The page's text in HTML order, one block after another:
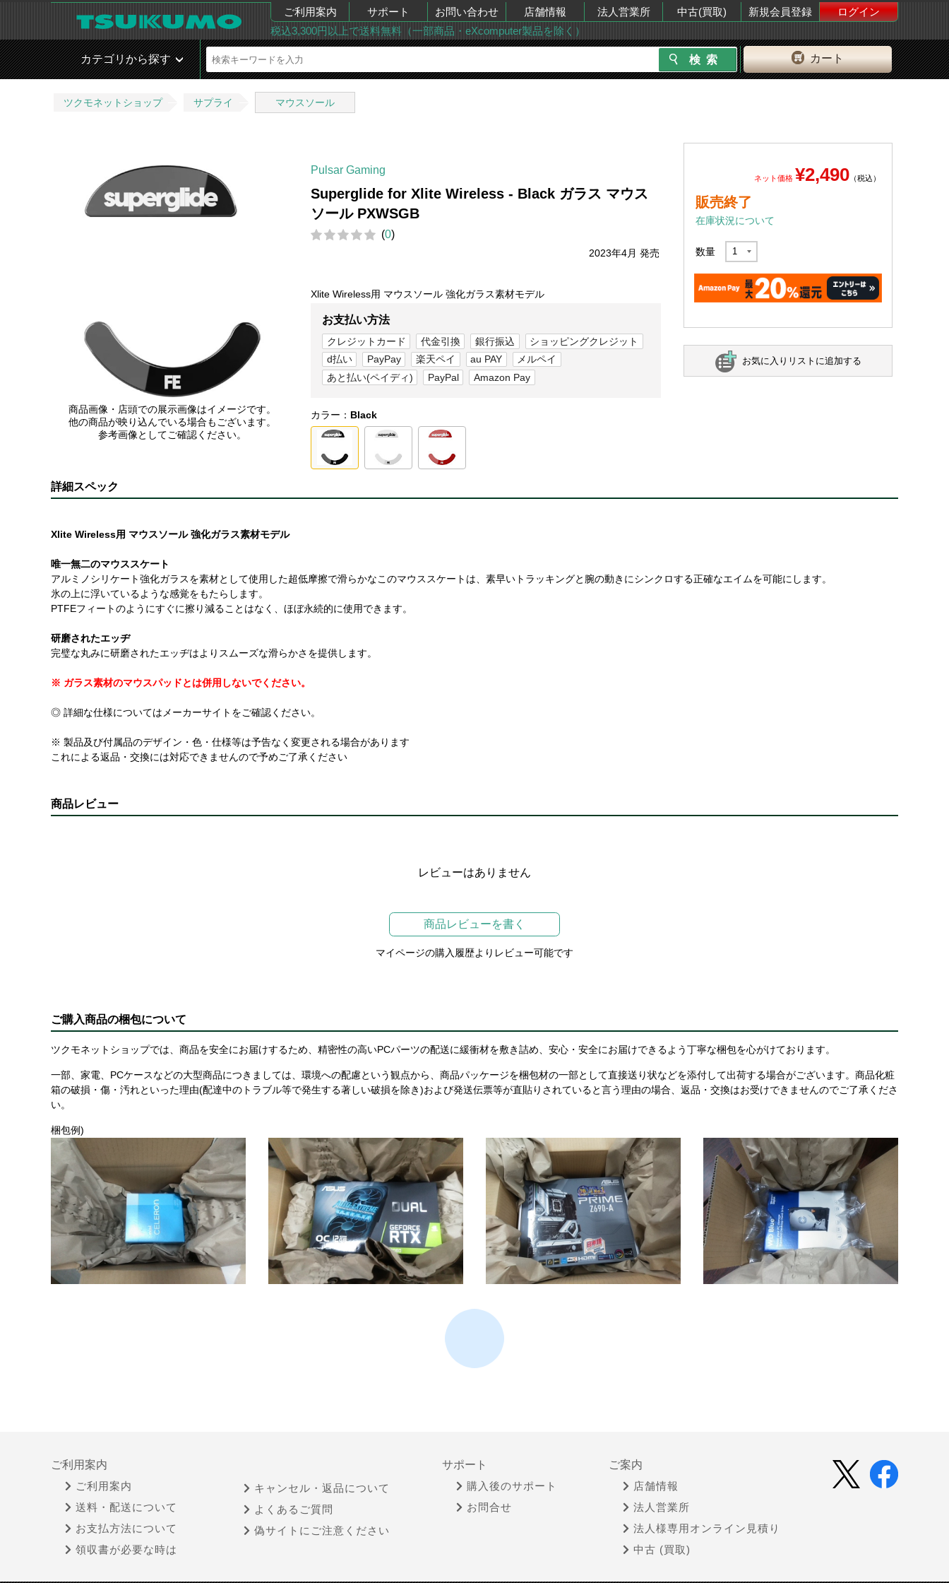
ご利用案内 サポート お問い合わせ 店舗情報 法人営業所 中古(買取) 新規会員登録
ログイン
税込3,300円以上で送料無料（一部商品・eXcomputer製品を除く）
カート
カテゴリから探す
ツクモネットショップ サプライ マウスソール
商品画像・店頭での展示画像はイメージです。
他の商品が映り込んでいる場合もございます。
参考画像としてご確認ください。
Pulsar Gaming
Superglide for Xlite Wireless - Black ガラス マウス
ソール PXWSGB
(0)
2023年4月 発売
Xlite Wireless用 マウスソール 強化ガラス素材モデル
お支払い方法
クレジットカード 代金引換 銀行振込
ショッピングクレジット
d払い
PayPay 楽天ペイ au PAY
メルペイ
あと払い(ペイディ)
PayPal Amazon Pay
カラー： Black
ネット価格 ¥2,490 （税込）
販売終了
在庫状況について
数量
お気に入りリストに追加する
詳細スペック
Xlite Wireless用 マウスソール 強化ガラス素材モデル
唯一無二のマウススケート
アルミノシリケート強化ガラスを素材として使用した超低摩擦で滑らかなこのマウススケートは、素早いトラッキングと腕の動きにシンクロする正確なエイムを可能にします。
氷の上に浮いているような感覚をもたらします。
PTFEフィートのようにすぐに擦り減ることはなく、ほぼ永続的に使用できます。
研磨されたエッヂ
完璧な丸みに研磨されたエッヂはよりスムーズな滑らかさを提供します。
※ ガラス素材のマウスパッドとは併用しないでください。
◎ 詳細な仕様についてはメーカーサイトをご確認ください。
※ 製品及び付属品のデザイン・色・仕様等は予告なく変更される場合があります
これによる返品・交換には対応できませんので予めご了承ください
商品レビュー
レビューはありません
商品レビューを書く
マイページの購入履歴よりレビュー可能です
ご購入商品の梱包について
ツクモネットショップでは、商品を安全にお届けするため、精密性の高いPCパーツの配送に緩衝材を敷き詰め、安心・安全にお届けできるよう丁寧な梱包を心がけております。
一部、家電、PCケースなどの大型商品につきましては、環境への配慮という観点から、商品パッケージを梱包材の一部として直接送り状などを添付して出荷する場合がございます。商品化粧
箱の破損・傷・汚れといった理由(配達中のトラブル等で発生する著しい破損を除き)および発送伝票等が直貼りされていると言う理由の場合、返品・交換はお受けできませんのでご了承くださ
い。
梱包例)
ご利用案内
ご利用案内
送料・配送について
お支払方法について
領収書が必要な時は
キャンセル・返品について
よくあるご質問
偽サイトにご注意ください
サポート
購入後のサポート
お問合せ
ご案内
店舗情報
法人営業所
法人様専用オンライン見積り
中古 (買取)